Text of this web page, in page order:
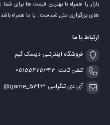
بازار را همراه با بهترین قیمت ها برای
های بزرگواری مثل شماست . با ما همراه
ارتباط با ما
فروشگاه اینترنتی دیسک گیم
تلفن ثابت: 05155425343
آی دی تلگرامی: game_5343@